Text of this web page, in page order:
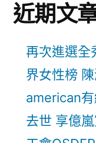
近期文
再次進選全
界女性榜
american
去世 享億